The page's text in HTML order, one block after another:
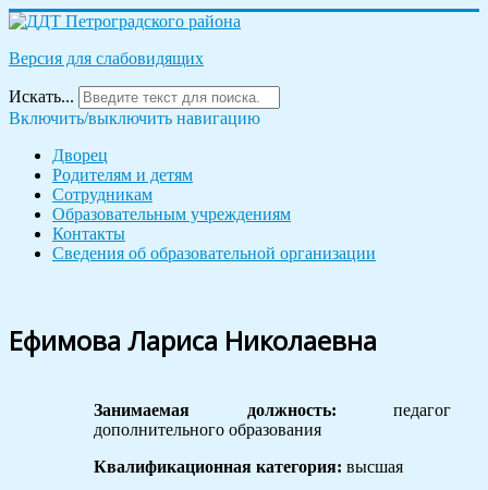
Версия для слабовидящих
Искать...
Включить/выключить навигацию
Дворец
Родителям и детям
Сотрудникам
Образовательным учреждениям
Контакты
Сведения об образовательной организации
Ефимова Лариса Николаевна
Занимаемая должность: педагог
дополнительного образования
Квалификационная категория: высшая